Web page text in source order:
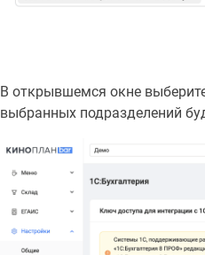
В открывшемся окне
выбранных подразделений